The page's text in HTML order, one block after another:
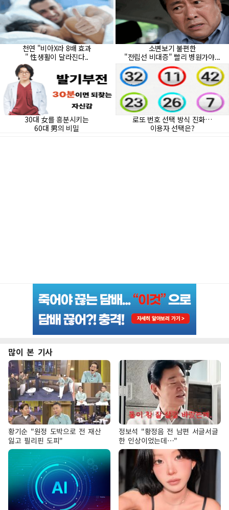
많이 본 기사
황기순 "원정 도박으로 전 재산
잃고 필리핀 도피"
정보석 "황정음 전 남편 서글서글
한 인상이었는데…"